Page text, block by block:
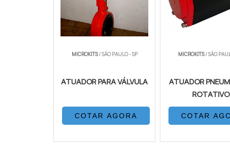
MICROKITS/ SÃO PAULO - SP
ATUADOR PARA VÁLVULA
COTAR AGORA
MICROKITS/ SÃO
ATUADOR
ROTATIVO
COTAR